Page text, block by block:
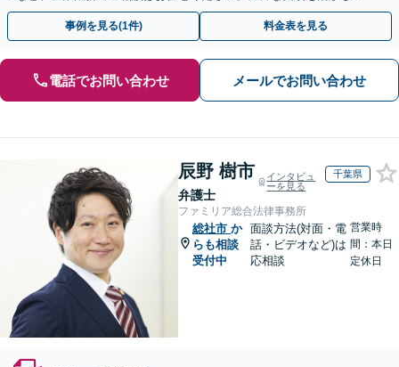
確に対応を進めてまいります。
事例を見る(1件) 料金表を見る
電話でお問い合わせ メールでお問い合わせ
辰野 樹市
弁護士
インタビュ
ーを見る
千葉県
ファミリア総合法律事務所
総社市 か
らも相談
受付中
面談方法(対面・電
話・ビデオなど)は
応相談
営業時
間：本日
定休日